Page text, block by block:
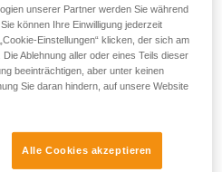
unserer Partner werden Sie während
können Ihre Einwilligung jederzeit
Einstellungen“ klicken, der sich am
Ablehnung aller oder eines Teils dieser
beeinträchtigen, aber unter keinen
Sie daran hindern, auf unsere Website
Alle Cookies akzeptieren